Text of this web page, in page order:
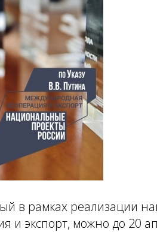
в рамках реализации
и экспорт, можно до 20